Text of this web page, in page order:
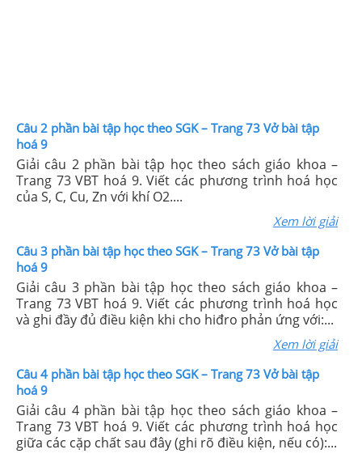
Câu 2 phần bài tập học theo SGK – Trang 73 Vở bài tập
hoá 9
Giải câu 2 phần bài tập học theo sách giáo khoa –
Trang 73 VBT hoá 9. Viết các phương trình hoá học
của S, C, Cu, Zn với khí O2....
Xem lời giải
Câu 3 phần bài tập học theo SGK – Trang 73 Vở bài tập
hoá 9
Giải câu 3 phần bài tập học theo sách giáo khoa –
Trang 73 VBT hoá 9. Viết các phương trình hoá học
và ghi đầy đủ điều kiện khi cho hiđro phản ứng với:...
Xem lời giải
Câu 4 phần bài tập học theo SGK – Trang 73 Vở bài tập
hoá 9
Giải câu 4 phần bài tập học theo sách giáo khoa –
Trang 73 VBT hoá 9. Viết các phương trình hoá học
giữa các cặp chất sau đây (ghi rõ điều kiện, nếu có):...